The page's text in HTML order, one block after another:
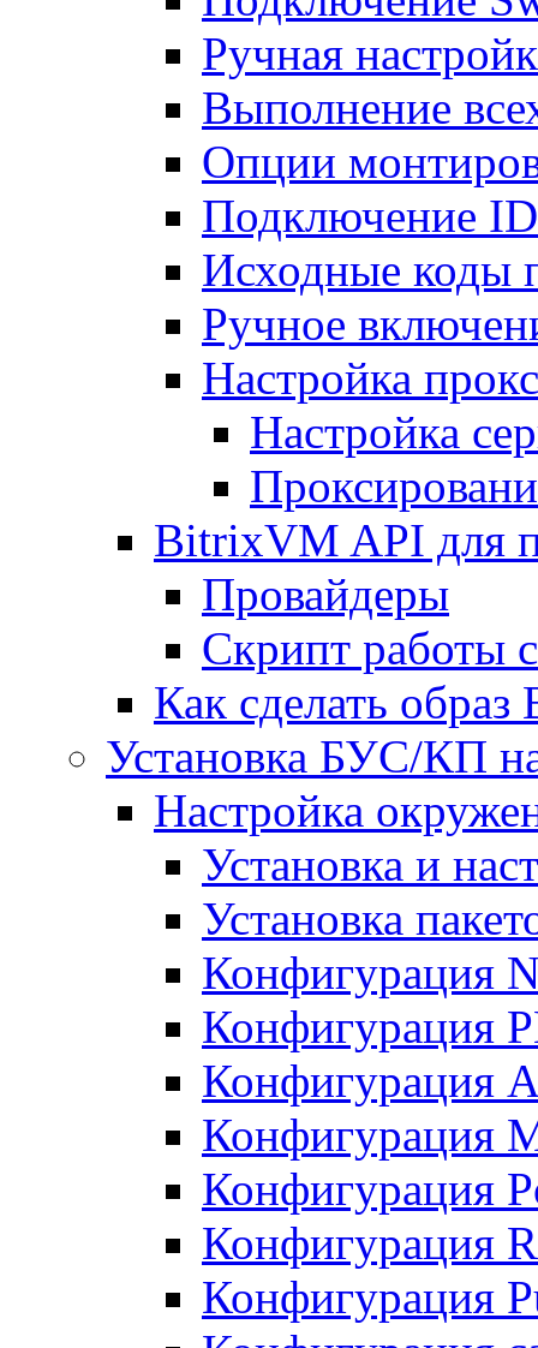
Ручная
Выполнение
Опции
Подключение
Исходные коды
Ручное
Настройка
Настройка
BitrixVM API для
Провайдеры
Скрипт работы
Как сделать
Установка БУС/КП
Настройка
Установка и
Установка
Конфигурация
Конфигурация
Конфигурация
Конфигурация
Конфигурация
Конфигурация
Конфигурация